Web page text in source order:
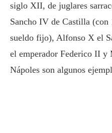
siglo XII, de juglares
Sancho IV de Castilla (con
sueldo fijo), Alfonso X el
el emperador Federico II
Nápoles son algunos